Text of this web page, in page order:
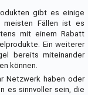
gibt es einige
meisten Fällen ist es
mit einem Rabatt
Ein weiterer
bereits miteinander
können.
Netzwerk haben oder
es sinnvoller sein, die